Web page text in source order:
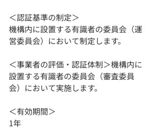
＜認証基準の制定＞
機構内に設置する有識者の委員会（運
営委員会）において制定します。
＜事業者の評価・認証体制＞機構内に
設置する有識者の委員会（審査委員
会）において実施します。
＜有効期間＞
1年